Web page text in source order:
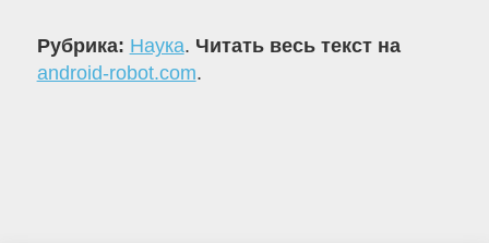
Рубрика: Наука. Читать весь текст на
android-robot.com.